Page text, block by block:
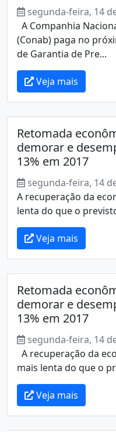
segunda-feira, 14
A Companhia
(Conab) paga no
de Garantia de Pre...
Veja mais
Retomada
demorar e
13% em 2017
segunda-feira, 14
A recuperação da
lenta do que o
Veja mais
Retomada
demorar e
13% em 2017
segunda-feira, 14
A recuperação da
mais lenta do que o
Veja mais